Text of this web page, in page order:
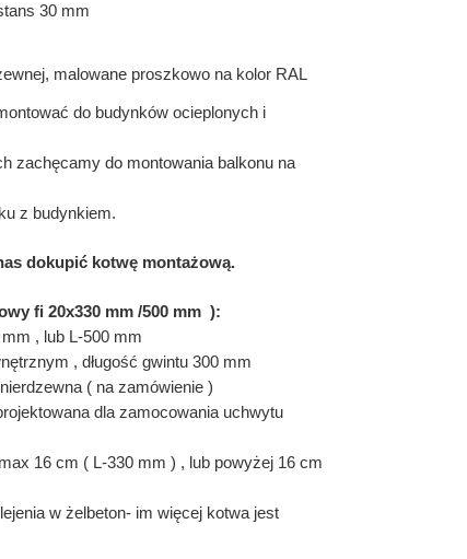
30 mm
malowane proszkowo na kolor RAL
do budynków ocieplonych i
zachęcamy do montowania balkonu na
z budynkiem.
dokupić kotwę montażową.
fi 20x330 mm /500 mm ):
, lub L-500 mm
, długość gwintu 300 mm
( na zamówienie )
dla zamocowania uchwytu
16 cm ( L-330 mm ) , lub powyżej 16 cm
w żelbeton- im więcej kotwa jest